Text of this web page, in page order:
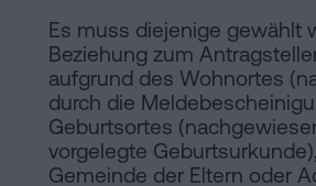
Es muss diejenige gewählt
Beziehung zum
aufgrund des Wohnortes
durch die
Geburtsortes
vorgelegte
Gemeinde der Eltern oder